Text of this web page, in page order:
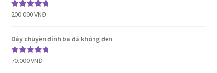
Được xếp
sao
200.000VNĐ
Dây chuyền đính ba đá không đen
Được xếp
70.000VNĐ